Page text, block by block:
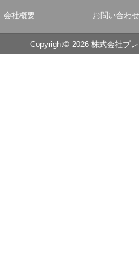
会社概要 お問い合わせ
Copyright© 2026 株式会社ブ